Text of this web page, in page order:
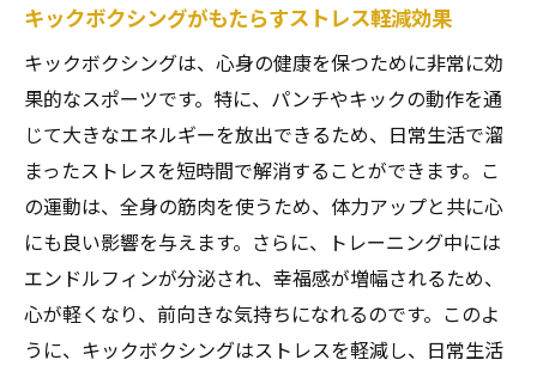
キックボクシングがもたらすストレス軽減効果
キックボクシングは、心身の健康を保つために非常に効
果的なスポーツです。特に、パンチやキックの動作を通
じて大きなエネルギーを放出できるため、日常生活で溜
まったストレスを短時間で解消することができます。こ
の運動は、全身の筋肉を使うため、体力アップと共に心
にも良い影響を与えます。さらに、トレーニング中には
エンドルフィンが分泌され、幸福感が増幅されるため、
心が軽くなり、前向きな気持ちになれるのです。このよ
うに、キックボクシングはストレスを軽減し、日常生活